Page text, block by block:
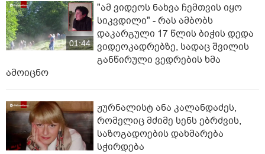
01:44
"ამ ვიდეოს ნახვა ჩემთვის იყო
სიკვდილი" - რას ამბობს
დაკარგული 17 წლის ბიჭის დედა
ვიდეოკადრებზე, სადაც შვილის
განწირული ვედრების ხმა
ამოიცნო
ჟურნალისტ ანა კალანდაძეს,
რომელიც მძიმე სენს ებრძვის,
საზოგადოების დახმარება
სჭირდება